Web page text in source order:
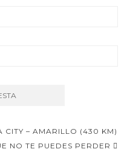
CITY – AMARILLO (430 KM)
NO TE PUEDES PERDER